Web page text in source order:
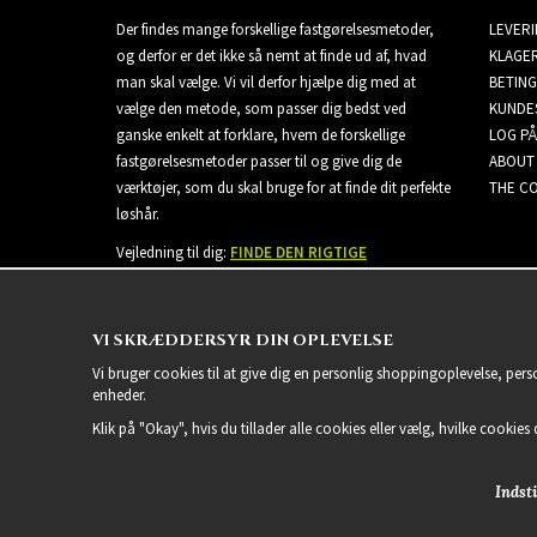
Der findes mange forskellige fastgørelsesmetoder,
og derfor er det ikke så nemt at finde ud af, hvad
man skal vælge. Vi vil derfor hjælpe dig med at
vælge den metode, som passer dig bedst ved
ganske enkelt at forklare, hvem de forskellige
fastgørelsesmetoder passer til og give dig de
værktøjer, som du skal bruge for at finde dit perfekte
løshår.
Vejledning til dig: FINDE DEN RIGTIGE
LOG PÅ
THE
VI SKRÆDDERSYR DIN OPLEVELSE
Vi bruger cookies til at give dig en personlig shoppingoplevelse,
enheder.
Klik på "Okay", hvis du tillader alle cookies eller vælg, hvilke